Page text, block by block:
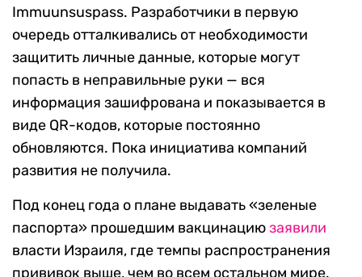
Immuunsuspass. Разработчики в первую
очередь отталкивались от необходимости
защитить личные данные, которые могут
попасть в неправильные руки — вся
информация зашифрована и показывается в
виде QR-кодов, которые постоянно
обновляются. Пока инициатива компаний
развития не получила.
Под конец года о плане выдавать «зеленые
паспорта» прошедшим вакцинациюзаявили
власти Израиля, где темпы распространения
прививок выше, чем во всем остальном мире.